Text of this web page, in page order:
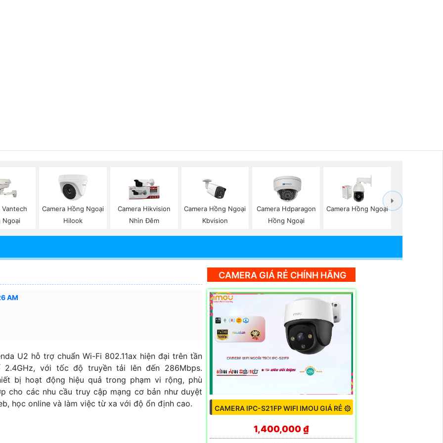
Vantech
Ngoại
Camera Hồng Ngoại
Hilook
Camera Hikvision
Nhìn Đêm
Camera Hồng Ngoại
Kbvision
Camera Hdparagon
Hồng Ngoại
Camera Hồng Ngoại
AM
U2 hỗ trợ chuẩn Wi-Fi 802.11ax hiện đại trên tần
2.4GHz, với tốc độ truyền tải lên đến 286Mbps.
bị hoạt động hiệu quả trong phạm vi rộng, phù
cho các nhu cầu truy cập mạng cơ bản như duyệt
học online và làm việc từ xa với độ ổn định cao.
CAMERA GIÁ RẺ CHÍNH HÃNG
CAMERA IPC-S21FP WIFI IMOU GIÁ RẺ ۞
1,400,000 ₫